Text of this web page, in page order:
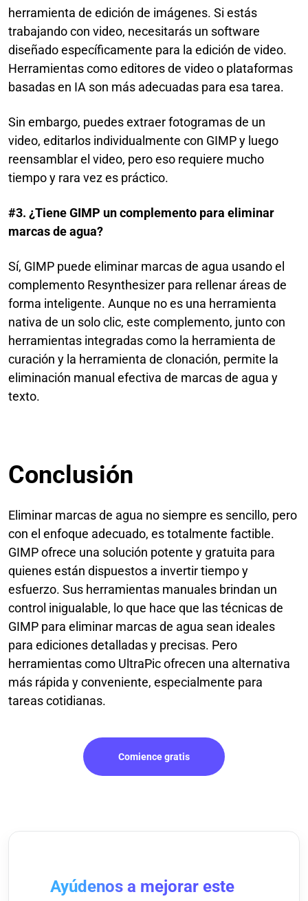
herramienta de edición de imágenes. Si estás
trabajando con video, necesitarás un software
diseñado específicamente para la edición de video.
Herramientas como editores de video o plataformas
basadas en IA son más adecuadas para esa tarea.
Sin embargo, puedes extraer fotogramas de un
video, editarlos individualmente con GIMP y luego
reensamblar el video, pero eso requiere mucho
tiempo y rara vez es práctico.
#3. ¿Tiene GIMP un complemento para eliminar
marcas de agua?
Sí, GIMP puede eliminar marcas de agua usando el
complemento Resynthesizer para rellenar áreas de
forma inteligente. Aunque no es una herramienta
nativa de un solo clic, este complemento, junto con
herramientas integradas como la herramienta de
curación y la herramienta de clonación, permite la
eliminación manual efectiva de marcas de agua y
texto.
Conclusión
Eliminar marcas de agua no siempre es sencillo, pero
con el enfoque adecuado, es totalmente factible.
GIMP ofrece una solución potente y gratuita para
quienes están dispuestos a invertir tiempo y
esfuerzo. Sus herramientas manuales brindan un
control inigualable, lo que hace que las técnicas de
GIMP para eliminar marcas de agua sean ideales
para ediciones detalladas y precisas. Pero
herramientas como UltraPic ofrecen una alternativa
más rápida y conveniente, especialmente para
tareas cotidianas.
Comience gratis
Ayúdenos a mejorar este